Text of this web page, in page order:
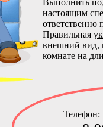
Выполнить
настоящим
ответственно
Правильная
внешний вид,
комнате на
Телефон: